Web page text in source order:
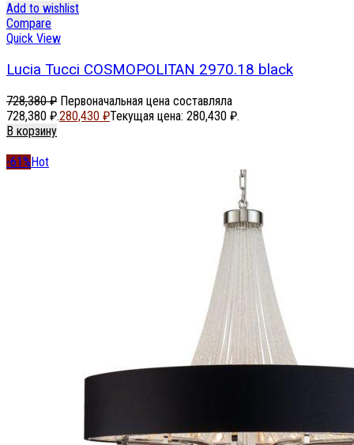
Add to wishlist
Compare
Quick View
Lucia Tucci COSMOPOLITAN 2970.18 black
728,380₽ Первоначальная цена составляла
728,380 ₽.280,430 ₽Текущая цена: 280,430 ₽.
В корзину
-61%Hot